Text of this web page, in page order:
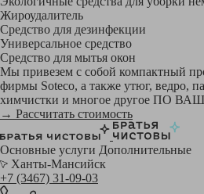
Жироудалитель
Средство для дезинфекции
Универсальное средство
Средство для мытья окон
Мы привезем с собой компактный
фирмы Soteco, а также утюг, ведро,
химчистки и многое другое ПО
→ Рассчитать стоимость
Основные услуги Дополнительные
Ханты-Мансийск
+7 (3467) 31-09-03